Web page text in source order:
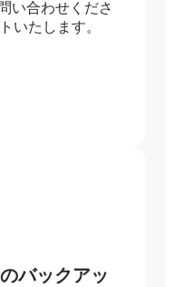
い合わせくださ
いたします。
バックアッ